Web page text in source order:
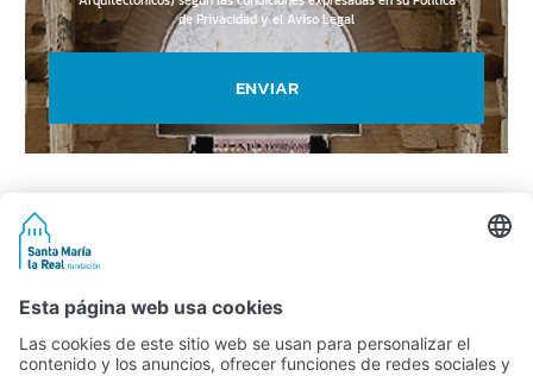
de Privacidad y el Aviso Legal
ENVIAR